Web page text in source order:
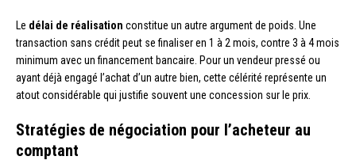
Le délai de réalisation constitue un autre argument de poids. Une
transaction sans crédit peut se finaliser en 1 à 2 mois, contre 3 à 4 mois
minimum avec un financement bancaire. Pour un vendeur pressé ou
ayant déjà engagé l’achat d’un autre bien, cette célérité représente un
atout considérable qui justifie souvent une concession sur le prix.
Stratégies de négociation pour l’acheteur au
comptant